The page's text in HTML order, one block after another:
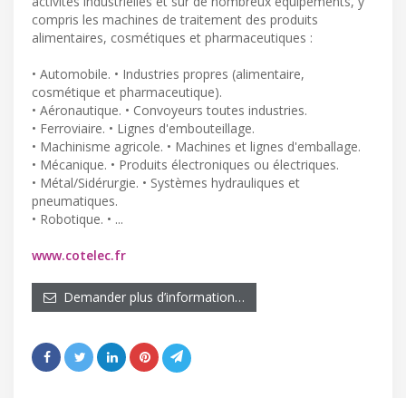
compris les machines de traitement des produits
alimentaires, cosmétiques et pharmaceutiques :
• Automobile. • Industries propres (alimentaire,
cosmétique et pharmaceutique).
• Aéronautique. • Convoyeurs toutes industries.
• Ferroviaire. • Lignes d'embouteillage.
• Machinisme agricole. • Machines et lignes d'emballage.
• Mécanique. • Produits électroniques ou électriques.
• Métal/Sidérurgie. • Systèmes hydrauliques et
pneumatiques.
• Robotique. • ...
www.cotelec.fr
Demander plus d’information…